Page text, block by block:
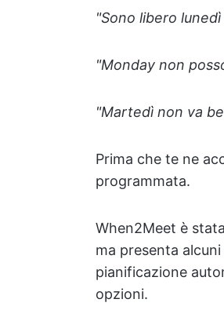
"Sono libero
"Monday non
"Martedì non va
Prima che te ne
programmata.
When2Meet è
ma presenta
pianificazione
opzioni.